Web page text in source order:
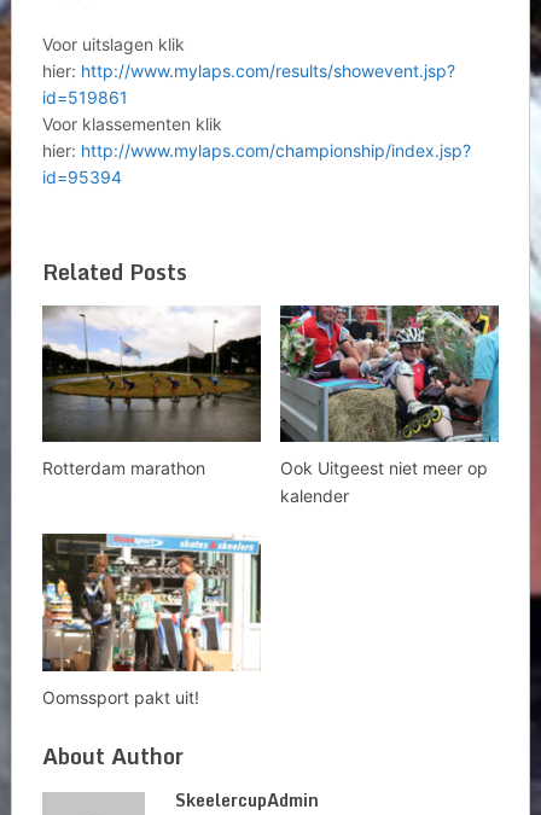
Voor uitslagen klik
hier: http://www.mylaps.com/results/showevent.jsp?
id=519861
Voor klassementen klik
hier: http://www.mylaps.com/championship/index.jsp?
id=95394
Related Posts
Rotterdam marathon
Ook Uitgeest niet meer op
kalender
Oomssport pakt uit!
About Author
SkeelercupAdmin